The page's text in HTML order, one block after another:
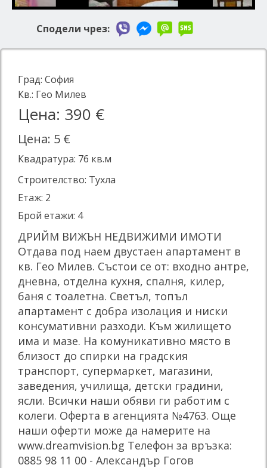
Сподели чрез:
Град: София
Кв.: Гео Милев
Цена: 390 €
Цена: 5 €
Квадратура: 76 кв.м
Строителство: Тухла
Етаж: 2
Брой етажи: 4
ДРИЙМ ВИЖЪН НЕДВИЖИМИ ИМОТИ
Отдава под наем двустаен апартамент в
кв. Гео Милев. Състои се от: входно антре,
дневна, отделна кухня, спалня, килер,
баня с тоалетна. Светъл, топъл
апартамент с добра изолация и ниски
консумативни разходи. Към жилището
има и мазе. На комуникативно място в
близост до спирки на градския
транспорт, супермаркет, магазини,
заведения, училища, детски градини,
ясли. Всички наши обяви ги работим с
колеги. Оферта в агенцията №4763. Още
наши оферти може да намерите на
www.dreamvision.bg Телефон за връзка:
0885 98 11 00 - Александър Гогов